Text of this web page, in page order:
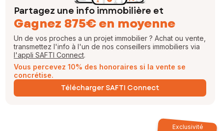
Partagez une info immobilière et
Gagnez 875€ en moyenne
Un de vos proches a un projet immobilier ? Achat ou vente,
transmettez l'info à l'un de nos conseillers immobiliers via
l'appli SAFTI Connect.
Vous percevez 10% des honoraires si la vente se
concrétise.
Télécharger SAFTI Connect
Exclusivité